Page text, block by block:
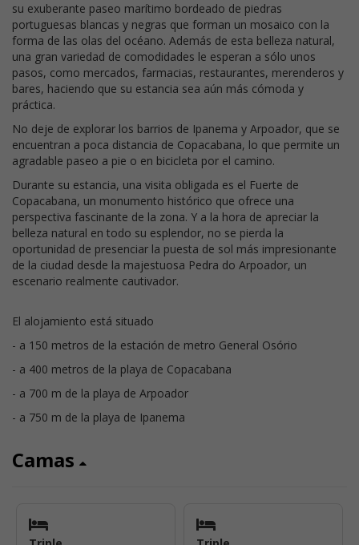
su exuberante paseo marítimo bordeado de piedras
portuguesas blancas y negras que forman un mosaico con la
forma de las olas del océano. Además de esta belleza natural,
una gran variedad de comodidades le esperan a sólo unos
pasos, como mercados, farmacias, restaurantes, merenderos y
bares, haciendo que su estancia sea aún más cómoda y
práctica.
No deje de explorar los barrios de Ipanema y Arpoador, que se
encuentran a poca distancia de Copacabana, lo que permite un
agradable paseo a pie o en bicicleta por el camino.
Durante su estancia, una visita obligada es el Fuerte de
Copacabana, un monumento histórico que ofrece una
perspectiva fascinante de la zona. Y a la hora de apreciar la
belleza natural en todo su esplendor, no se pierda la
oportunidad de presenciar la puesta de sol más impresionante
de la ciudad desde la majestuosa Pedra do Arpoador, un
escenario realmente cautivador.
El alojamiento está situado
- a 150 metros de la estación de metro General Osório
- a 400 metros de la playa de Copacabana
- a 700 m de la playa de Arpoador
- a 750 m de la playa de Ipanema
Camas